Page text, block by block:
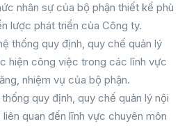
nhân sự của bộ phận thiết kế phù
lược phát triển của Công ty.
thống quy định, quy chế quản lý
hiện công việc trong các lĩnh vực
nhiệm vụ của bộ phận.
quy định, quy chế quản lý nội
quan đến lĩnh vực chuyên môn